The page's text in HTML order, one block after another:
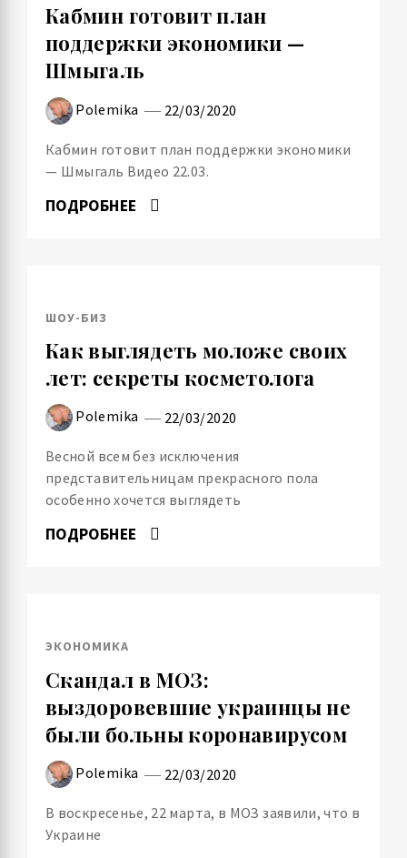
Кабмин готовит план
поддержки экономики —
Шмыгаль
Polemika 22/03/2020
Кабмин готовит план поддержки экономики
— Шмыгаль Видео 22.03.
ПОДРОБНЕЕ
ШОУ-БИЗ
Как выглядеть моложе своих
лет: секреты косметолога
Polemika 22/03/2020
Весной всем без исключения
представительницам прекрасного пола
особенно хочется выглядеть
ПОДРОБНЕЕ
ЭКОНОМИКА
Скандал в МОЗ:
выздоровевшие украинцы не
были больны коронавирусом
Polemika 22/03/2020
В воскресенье, 22 марта, в МОЗ заявили, что в
Украине